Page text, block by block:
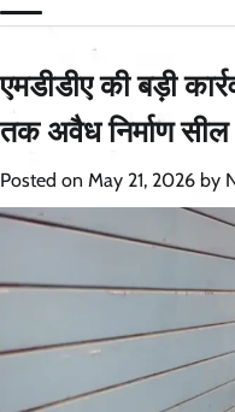
एमडीडीए की बड़ी
तक अवैध निर्माण सील
Posted on May 21, 2026 by